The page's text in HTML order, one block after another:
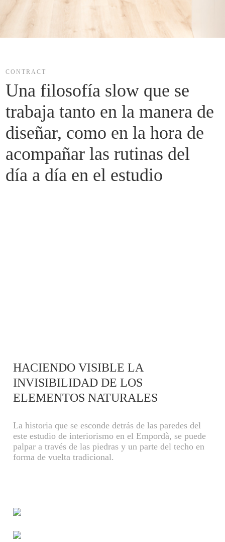
CONTRACT
Una filosofía slow que se
trabaja tanto en la manera de
diseñar, como en la hora de
acompañar las rutinas del
día a día en el estudio
HACIENDO VISIBLE LA
INVISIBILIDAD DE LOS
ELEMENTOS NATURALES
La historia que se esconde detrás de las paredes del
este estudio de interiorismo en el Empordà, se puede
palpar a través de las piedras y un parte del techo en
forma de vuelta tradicional.